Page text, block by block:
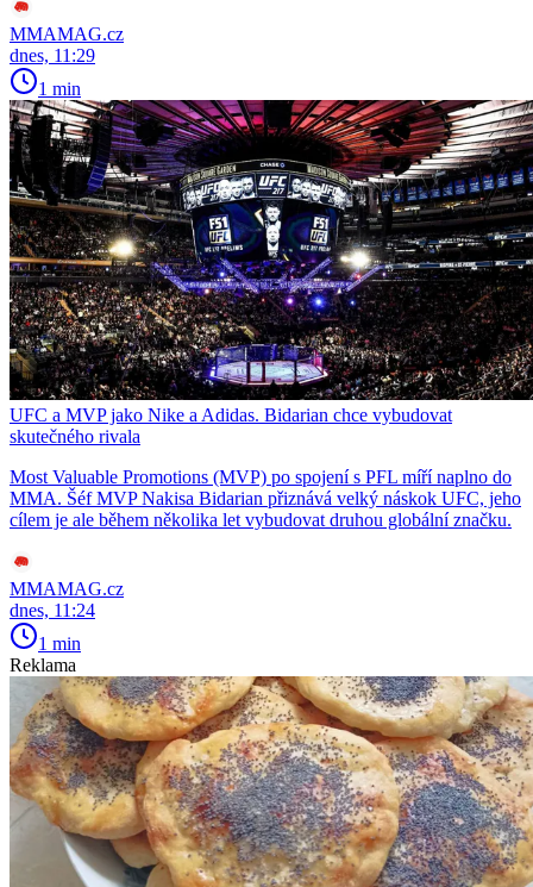
MMAMAG.cz
dnes, 11:29
1 min
UFC a MVP jako Nike a Adidas. Bidarian chce vybudovat
skutečného rivala
Most Valuable Promotions (MVP) po spojení s PFL míří naplno do
MMA. Šéf MVP Nakisa Bidarian přiznává velký náskok UFC, jeho
cílem je ale během několika let vybudovat druhou globální značku.
MMAMAG.cz
dnes, 11:24
1 min
Reklama